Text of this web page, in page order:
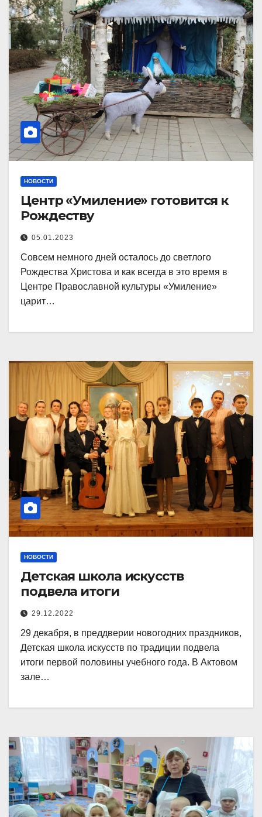
НОВОСТИ
Центр «Умиление» готовится к
Рождеству
05.01.2023
Совсем немного дней осталось до светлого
Рождества Христова и как всегда в это время в
Центре Православной культуры «Умиление»
царит…
НОВОСТИ
Детская школа искусств
подвела итоги
29.12.2022
29 декабря, в преддверии новогодних праздников,
Детская школа искусств по традиции подвела
итоги первой половины учебного года. В Актовом
зале…